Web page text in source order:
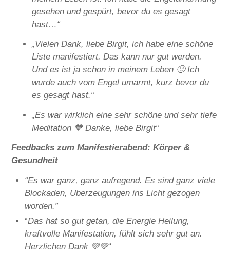
gesehen und gespürt, bevor du es gesagt
hast…“
„Vielen Dank, liebe Birgit, ich habe eine schöne
Liste manifestiert. Das kann nur gut werden.
Und es ist ja schon in meinem Leben 🙂 Ich
wurde auch vom Engel umarmt, kurz bevor du
es gesagt hast.“
„Es war wirklich eine sehr schöne und sehr tiefe
Meditation 🧡 Danke, liebe Birgit“
Feedbacks zum Manifestierabend: Körper &
Gesundheit
“Es war ganz, ganz aufregend. Es sind ganz viele
Blockaden, Überzeugungen ins Licht gezogen
worden.”
“Das hat so gut getan, die Energie Heilung,
kraftvolle Manifestation, fühlt sich sehr gut an.
Herzlichen Dank 💚💚“